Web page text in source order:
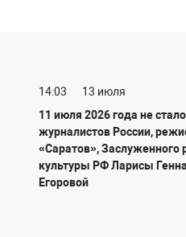
14:03
13 июля
11 июля 2026 года не
журналистов России,
«Саратов», Заслуженного
культуры РФ Ларисы
Егоровой